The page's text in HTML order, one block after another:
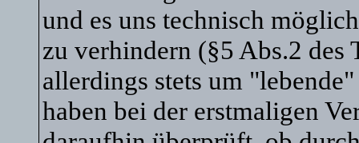
und es uns technisch
zu verhindern (§5 Abs.2
allerdings stets um
haben bei der erstmaligen